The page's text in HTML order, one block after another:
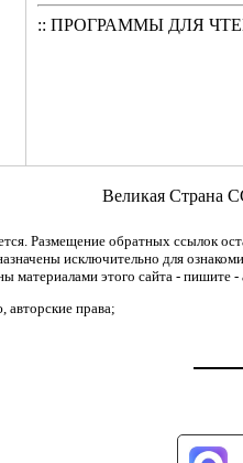
:: ПРОГРАММЫ ДЛЯ
Великая Страна
Размещение обратных ссылок
исключительно для
материалами этого сайта -
права;